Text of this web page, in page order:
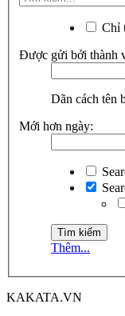
Chỉ
Được gửi bởi thành
Dãn cách tên
Mới hơn ngày:
Thêm...
KAKATA.VN